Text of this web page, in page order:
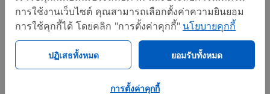
การใช้งานเว็บไซต์ คุณสามารถเลือกตั้งค่าความยินยอม
การใช้คุกกี้ได้ โดยคลิก "การตั้งค่าคุกกี้" นโยบายคุกกี้
ปฏิเสธทั้งหมด ยอมรับทั้งหมด
การตั้งค่าคุกกี้